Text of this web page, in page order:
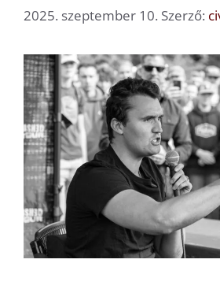
2025. szeptember 10. Szerző: